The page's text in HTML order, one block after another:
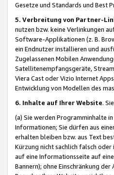
Gesetze und Standards und Best
5. Verbreitung von Partner-
nutzen bzw. keine Verlinkungen
Software-Applikationen (z. B.
ein Endnutzer installieren und
Zugelassenen Mobilen
Satellitenempfangsgeräte,
Viera Cast oder Vizio Internet
Entwicklung von Modellen des
6. Inhalte auf Ihrer Website.
(a) Sie werden Programminhalte
Informationen; Sie dürfen aus
erhalten bleiben bzw. aus Text
Kürzung nicht sachlich falsch
auf eine Informationsseite auf
Bannern); ohne Einschränkung